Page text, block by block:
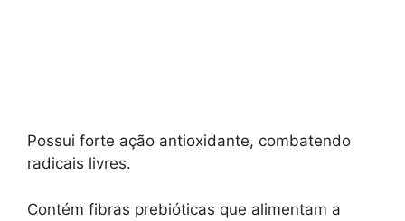
Possui forte ação antioxidante, combatendo
radicais livres.
Contém fibras prebióticas que alimentam a